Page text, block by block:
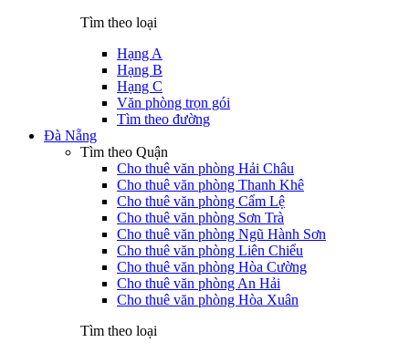
Tìm theo loại
Hạng A
Hạng B
Hạng C
Văn phòng trọn gói
Tìm theo đường
Đà Nẵng
Tìm theo Quận
Cho thuê văn phòng Hải Châu
Cho thuê văn phòng Thanh Khê
Cho thuê văn phòng Cẩm Lệ
Cho thuê văn phòng Sơn Trà
Cho thuê văn phòng Ngũ Hành Sơn
Cho thuê văn phòng Liên Chiểu
Cho thuê văn phòng Hòa Cường
Cho thuê văn phòng An Hải
Cho thuê văn phòng Hòa Xuân
Tìm theo loại